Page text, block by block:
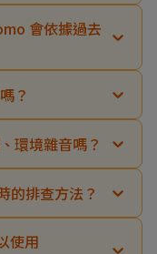
會依據過去
？
環境雜音嗎？
的排查方法？
使用